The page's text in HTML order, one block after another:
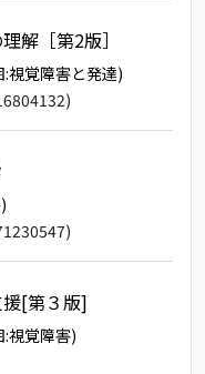
解［第2版］
視覚障害と発達)
[第３版]
:視覚障害)